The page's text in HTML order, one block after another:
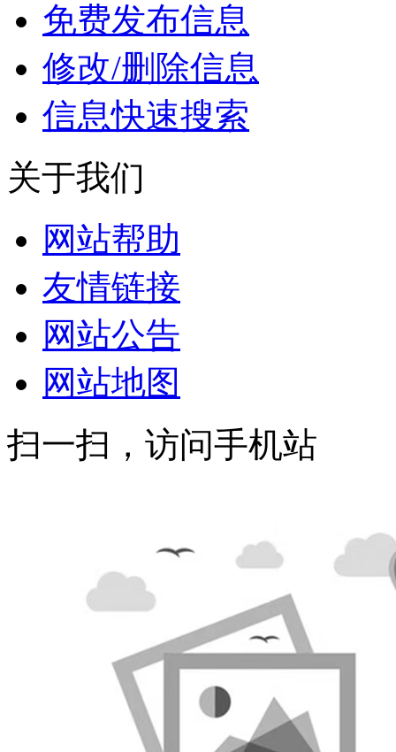
免费发布信息
修改/删除信息
信息快速搜索
关于我们
网站帮助
友情链接
网站公告
网站地图
扫一扫，访问手机站